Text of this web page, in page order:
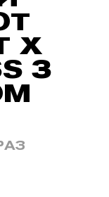
X
З